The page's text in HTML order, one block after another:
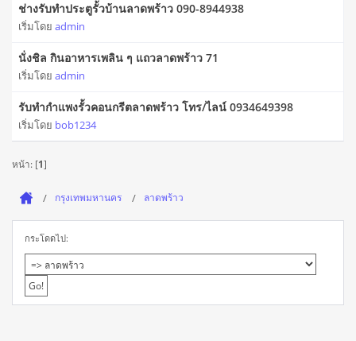
ช่างรับทำประตูรั้วบ้านลาดพร้าว 090-8944938
เริ่มโดย admin
นั่งชิล กินอาหารเพลิน ๆ แถวลาดพร้าว 71
เริ่มโดย admin
รับทำกำแพงรั้วคอนกรีตลาดพร้าว โทร/ไลน์ 0934649398
เริ่มโดย bob1234
หน้า: [1]
กรุงเทพมหานคร ลาดพร้าว
กระโดดไป: